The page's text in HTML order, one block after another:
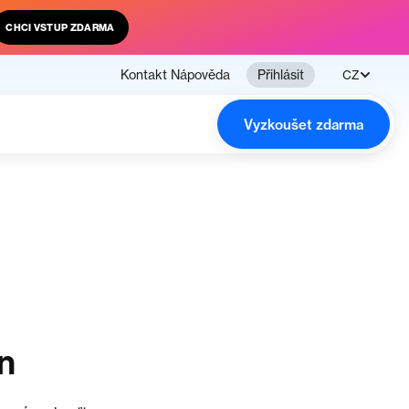
CHCI VSTUP ZDARMA
Kontakt Nápověda Přihlásit CZ
Vyzkoušet zdarma